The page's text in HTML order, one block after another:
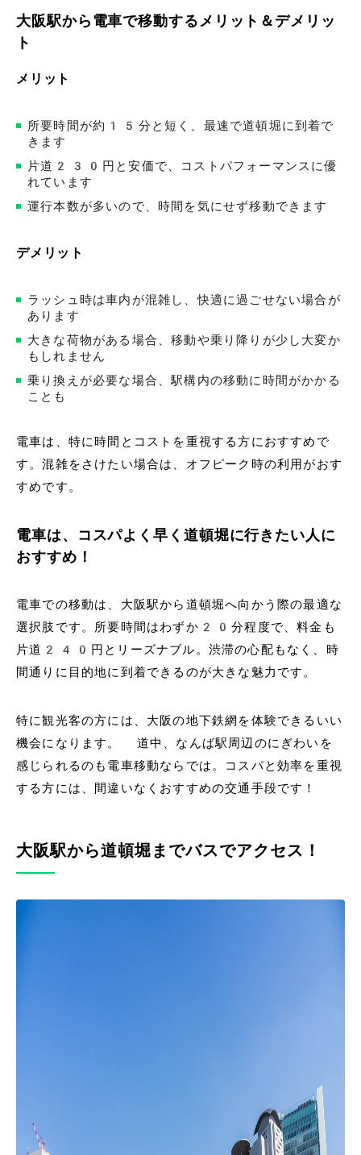
大阪駅から電車で移動するメリット＆デメリッ
ト
メリット
所要時間が約15分と短く、最速で道頓堀に到着で
きます
片道230円と安価で、コストパフォーマンスに優
れています
運行本数が多いので、時間を気にせず移動できます
デメリット
ラッシュ時は車内が混雑し、快適に過ごせない場合が
あります
大きな荷物がある場合、移動や乗り降りが少し大変か
もしれません
乗り換えが必要な場合、駅構内の移動に時間がかかる
ことも
電車は、特に時間とコストを重視する方におすすめで
す。混雑をさけたい場合は、オフピーク時の利用がおす
すめです。
電車は、コスパよく早く道頓堀に行きたい人に
おすすめ！
電車での移動は、大阪駅から道頓堀へ向かう際の最適な
選択肢です。所要時間はわずか20分程度で、料金も
片道240円とリーズナブル。渋滞の心配もなく、時
間通りに目的地に到着できるのが大きな魅力です。
特に観光客の方には、大阪の地下鉄網を体験できるいい
機会になります。 道中、なんば駅周辺のにぎわいを
感じられるのも電車移動ならでは。コスパと効率を重視
する方には、間違いなくおすすめの交通手段です！
大阪駅から道頓堀までバスでアクセス！